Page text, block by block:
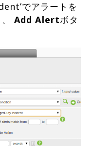
でアラートを
、Add Alertボタ